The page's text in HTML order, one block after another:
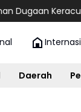
Keracunan
Daerah